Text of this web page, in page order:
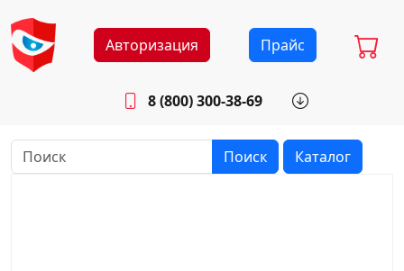
Авторизация Прайс
8 (800) 300-38-69
Будни: 8.30 - 17.00
Поиск Каталог